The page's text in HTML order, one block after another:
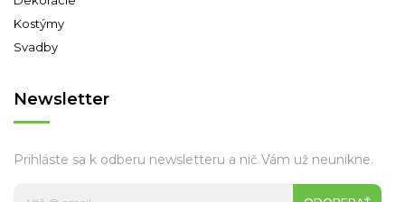
Kostýmy
Svadby
Newsletter
Prihláste sa k odberu newsletteru a nič Vám už neunikne.